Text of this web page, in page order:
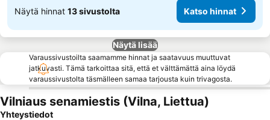
Näytä hinnat 13 sivustolta Katso hinnat
Näytä lisää
Varaussivustoilta saamamme hinnat ja saatavuus muuttuvat
jatkuvasti. Tämä tarkoittaa sitä, että et välttämättä aina löydä
varaussivustolta täsmälleen samaa tarjousta kuin trivagosta.
Vilniaus senamiestis (Vilna, Liettua)
Yhteystiedot